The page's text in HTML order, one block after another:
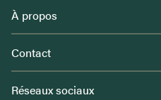
À propos
Contact
Réseaux sociaux